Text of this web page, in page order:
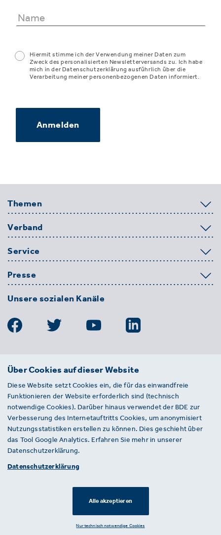
Hiermit stimme ich der Verwendung meiner Daten zum
Zweck des personalisierten Newsletterversands zu. Ich habe
mich in der Datenschutzerklärung ausführlich über die
Verarbeitung meiner personenbezogenen Daten informiert.
Anmelden
Themen
Verband
Service
Presse
Unsere sozialen Kanäle
BDE
Entsorgungs-, Wasser- und
Kreislaufwirtschaft e. V.
Von-der-Heydt-Straße 2
D 10785 Berlin
Sie haben einen Fehler auf unserer Website
gefunden? Ihnen ist ein defekter Link
aufgefallen? Wir freuen uns über Ihren
Über Cookies auf dieser Website
Diese Website setzt Cookies ein, die für das einwandfreie
Funktionieren der Website erforderlich sind (technisch
notwendige Cookies). Darüber hinaus verwendet der BDE zur
Verbesserung des Internetauftritts Cookies, um anonymisiert
Nutzungsstatistiken erstellen zu können. Dies geschieht über
das Tool Google Analytics. Erfahren Sie mehr in unserer
Datenschutzerklärung.
Datenschutzerklärung
Alle akzeptieren
Nur technisch notwendige Cookies